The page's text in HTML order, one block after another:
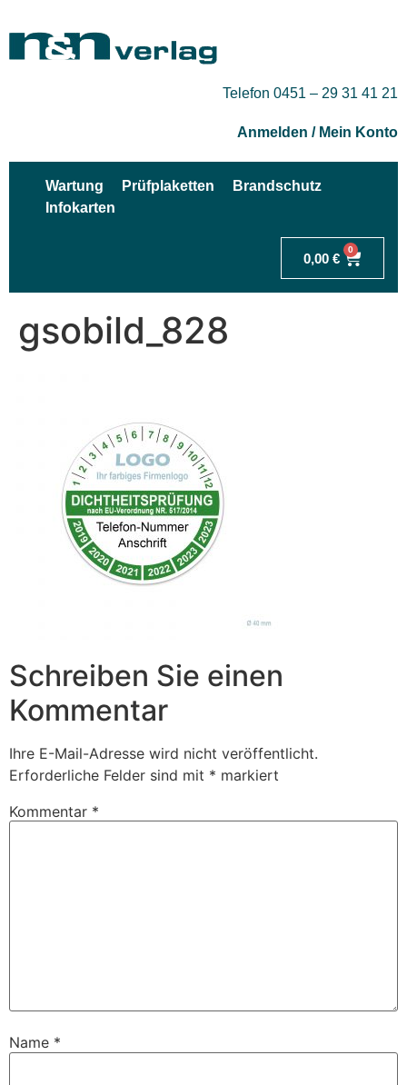
Telefon 0451 – 29 31 41 21
Anmelden / Mein Konto
Wartung Prüfplaketten
Brandschutz
Infokarten
0,00 €
0
gsobild_828
Schreiben Sie einen
Kommentar
Ihre E-Mail-Adresse wird nicht veröffentlicht.
Erforderliche Felder sind mit * markiert
Kommentar *
Name *